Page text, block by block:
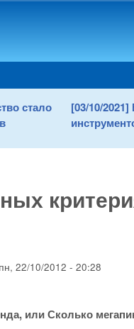
стало
[03/10/
пн, 22/10/2012 - 20:28
или Сколько